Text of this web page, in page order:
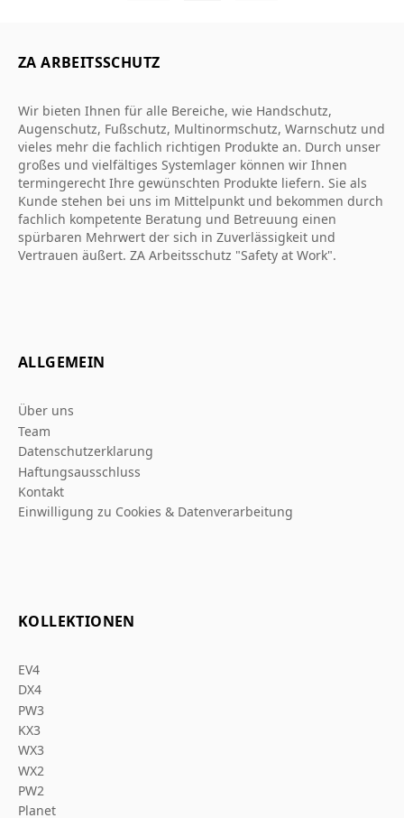
ZA ARBEITSSCHUTZ
Wir bieten Ihnen für alle Bereiche, wie Handschutz,
Augenschutz, Fußschutz, Multinormschutz, Warnschutz und
vieles mehr die fachlich richtigen Produkte an. Durch unser
großes und vielfältiges Systemlager können wir Ihnen
termingerecht Ihre gewünschten Produkte liefern. Sie als
Kunde stehen bei uns im Mittelpunkt und bekommen durch
fachlich kompetente Beratung und Betreuung einen
spürbaren Mehrwert der sich in Zuverlässigkeit und
Vertrauen äußert. ZA Arbeitsschutz "Safety at Work".
ALLGEMEIN
Über uns
Team
Datenschutzerklarung
Haftungsausschluss
Kontakt
Einwilligung zu Cookies & Datenverarbeitung
KOLLEKTIONEN
EV4
DX4
PW3
KX3
WX3
WX2
PW2
Planet